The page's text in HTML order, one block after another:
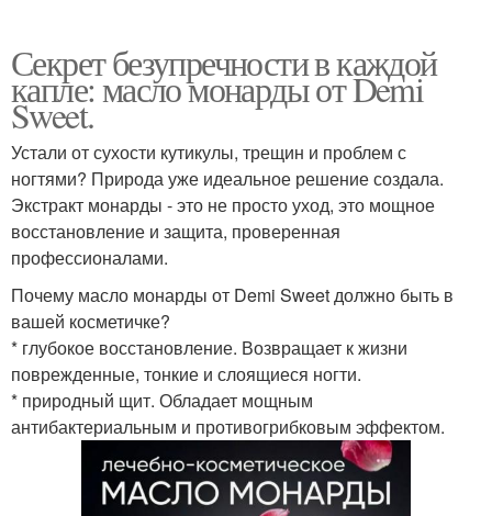
Секрет безупречности в каждой
капле: масло монарды от Demi
Sweet.
Устали от сухости кутикулы, трещин и проблем с
ногтями? Природа уже идеальное решение создала.
Экстракт монарды - это не просто уход, это мощное
восстановление и защита, проверенная
профессионалами.
Почему масло монарды от Demi Sweet должно быть в
вашей косметичке?
* глубокое восстановление. Возвращает к жизни
поврежденные, тонкие и слоящиеся ногти.
* природный щит. Обладает мощным
антибактериальным и противогрибковым эффектом.